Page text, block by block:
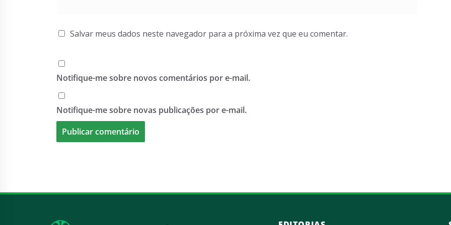
Salvar meus dados neste navegador para a próxima vez que eu comentar.
Notifique-me sobre novos comentários por e-mail.
Notifique-me sobre novas publicações por e-mail.